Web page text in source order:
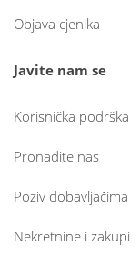
Objava cjenika
Javite nam se
Korisnička podrška
Pronađite nas
Poziv dobavljačima
Nekretnine i zakupi